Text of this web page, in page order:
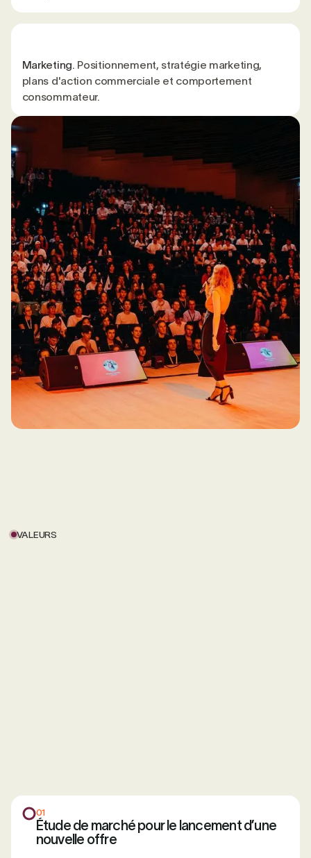
Marketing. Positionnement, stratégie marketing,
plans d'action commerciale et comportement
consommateur.
VALEURS
01
Étude de marché pour le lancement d’une
nouvelle offre